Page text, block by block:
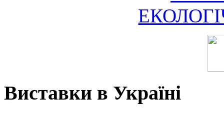
Виставки в Україні